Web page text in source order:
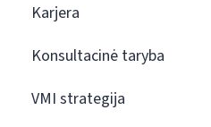
Karjera
Konsultacinė taryba
VMI strategija